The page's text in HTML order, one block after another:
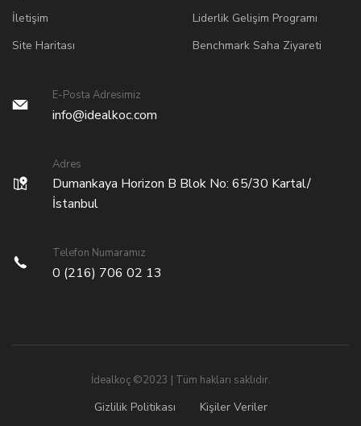
İletişim
Site Haritası
Liderlik Gelişim Programı
Benchmark Saha Ziyareti
E-Posta Adresimiz
info@idealkoc.com
Adres
Dumankaya Horizon B Blok No: 65/30 Kartal/
İstanbul
Telefon Numaramız
0 (216) 706 02 13
İdealkoç ©2023 | Tüm hakları saklıdır.
Gizlilik Politikası Kişiler Veriler